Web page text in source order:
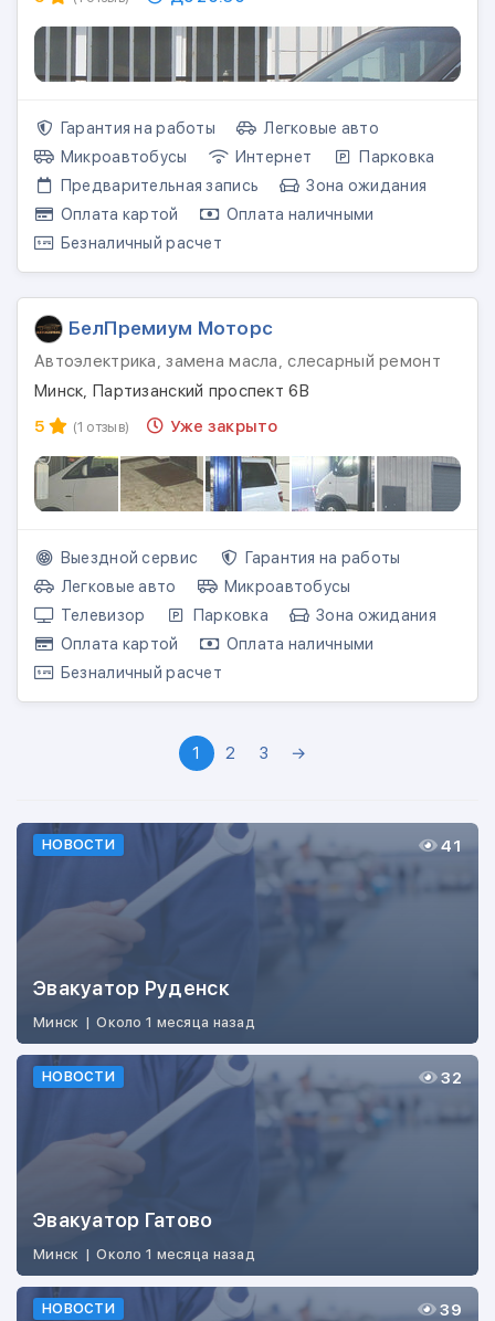
Гарантия на работы
Легковые авто
Микроавтобусы
Интернет
Парковка
Предварительная запись
Зона ожидания
Оплата картой
Оплата наличными
Безналичный расчет
БелПремиум Моторс
Автоэлектрика, замена масла, слесарный ремонт
Минск, Партизанский проспект 6В
5
(1 отзыв) Уже закрыто
Выездной сервис
Гарантия на работы
Легковые авто
Микроавтобусы
Телевизор
Парковка
Зона ожидания
Оплата картой
Оплата наличными
Безналичный расчет
1 2 3 →
НОВОСТИ
Эвакуатор Руденск
Минск | Около 1 месяца назад
41
НОВОСТИ
Эвакуатор Гатово
Минск | Около 1 месяца назад
32
НОВОСТИ 39